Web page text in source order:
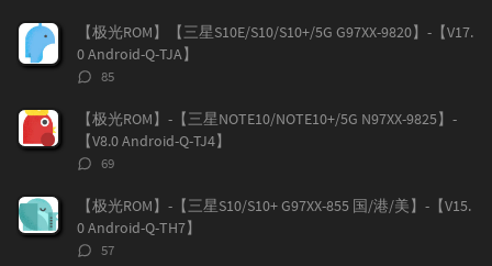
数：
【极光ROM】【三星S10E/S10/S10+/5G G97XX-9820】-【V17.
0 Android-Q-TJA】
评
数：
85
【极光ROM】-【三星NOTE10/NOTE10+/5G N97XX-9825】-
【V8.0 Android-Q-TJ4】
评
数：
69
【极光ROM】-【三星S10/S10+ G97XX-855 国/港/美】-【V15.
0 Android-Q-TH7】
评
57